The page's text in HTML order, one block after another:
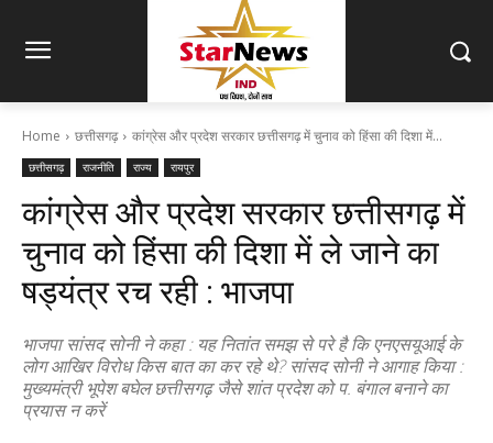
Home छत्तीसगढ़ कांग्रेस और प्रदेश सरकार छत्तीसगढ़ में चुनाव को हिंसा की दिशा में...
छत्तीसगढ़ राजनीति राज्य रायपुर
कांग्रेस और प्रदेश सरकार छत्तीसगढ़ में
चुनाव को हिंसा की दिशा में ले जाने का
षड्यंत्र रच रही : भाजपा
भाजपा सांसद सोनी ने कहा : यह नितांत समझ से परे है कि एनएसयूआई के
लोग आखिर विरोध किस बात का कर रहे थे? सांसद सोनी ने आगाह किया :
मुख्यमंत्री भूपेश बघेल छत्तीसगढ़ जैसे शांत प्रदेश को प. बंगाल बनाने का
प्रयास न करें